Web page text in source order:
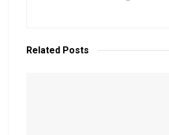
Related Posts